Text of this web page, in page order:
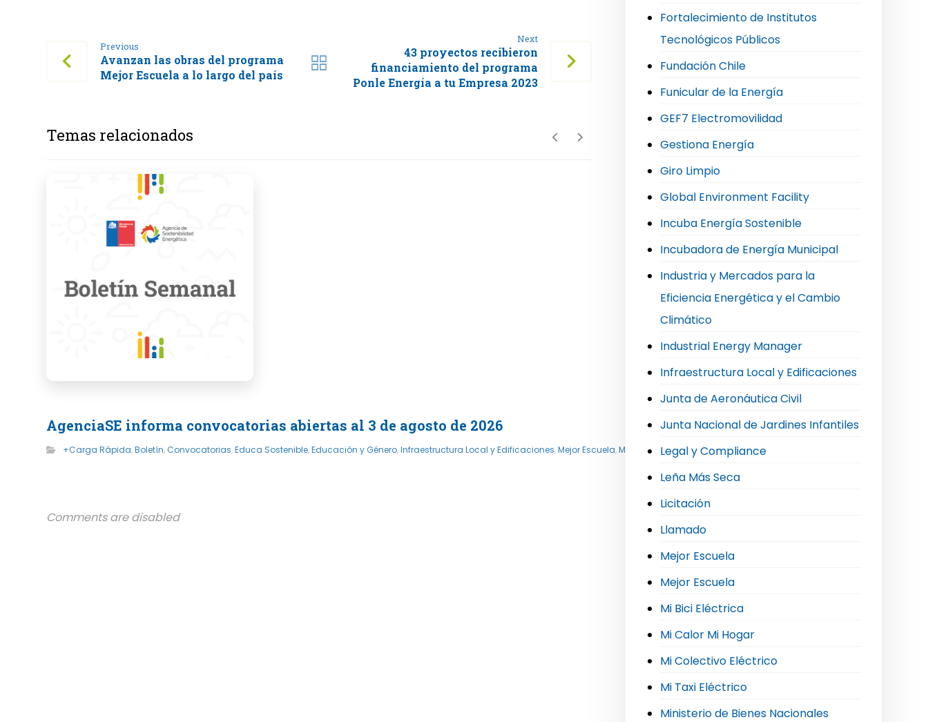
Previous
Avanzan las obras del programa
Mejor Escuela a lo largo del país
Next
43 proyectos recibieron
financiamiento del programa
Ponle Energía a tu Empresa 2023
Temas relacionados
AgenciaSE informa convocatorias abiertas al 3 de agosto de 2026
+Carga Rápida,Boletín, Convocatorias,Educa Sostenible,Educación y Género,Infraestructura Local y Edificaciones,Mejor Escuela,Mi Taxi Eléctrico,Movilidad Sostenible e Hidrógeno Verde
Comments are disabled
Fortalecimiento de Institutos
Tecnológicos Públicos
Fundación Chile
Funicular de la Energía
GEF7 Electromovilidad
Gestiona Energía
Giro Limpio
Global Environment Facility
Incuba Energía Sostenible
Incubadora de Energía Municipal
Industria y Mercados para la
Eficiencia Energética y el Cambio
Climático
Industrial Energy Manager
Infraestructura Local y Edificaciones
Junta de Aeronáutica Civil
Junta Nacional de Jardines Infantiles
Legal y Compliance
Leña Más Seca
Licitación
Llamado
Mejor Escuela
Mejor Escuela
Mi Bici Eléctrica
Mi Calor Mi Hogar
Mi Colectivo Eléctrico
Mi Taxi Eléctrico
Ministerio de Bienes Nacionales